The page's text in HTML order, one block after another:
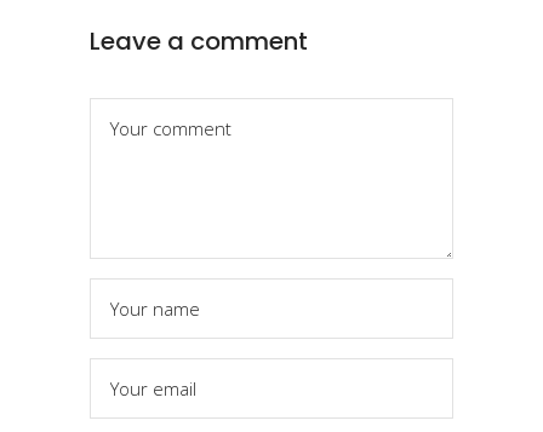
Leave a comment